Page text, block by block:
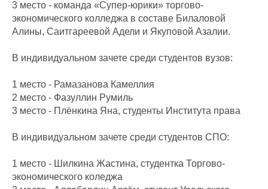
3 место - команда «Супер-юрики» торгово-
экономического колледжа в составе Билаловой
Алины, Саитгареевой Адели и Якуповой Азалии.
В индивидуальном зачете среди студентов вузов:
1 место - Рамазанова Камеллия
2 место - Фазуллин Румиль
3 место - Плëнкина Яна, студенты Института права
В индивидуальном зачете среди студентов СПО:
1 место - Шилкина Жастина, студентка Торгово-
экономического коледжа